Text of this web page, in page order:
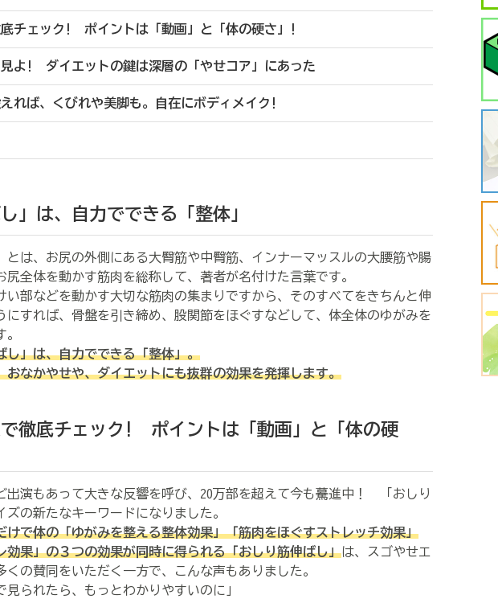
チェック! ポイントは「動画」と「体の硬さ」!
よ! ダイエットの鍵は深層の「やせコア」にあった
れば、くびれや美脚も。自在にボディメイク!
」は、自力でできる「整体」
は、お尻の外側にある大臀筋や中臀筋、インナーマッスルの大腰筋や腸
尻全体を動かす筋肉を総称して、著者が名付けた言葉です。
部などを動かす大切な筋肉の集まりですから、そのすべてをきちんと伸
にすれば、骨盤を引き締め、股関節をほぐすなどして、体全体のゆがみを
し」は、自力でできる「整体」。
おなかやせや、ダイエットにも抜群の効果を発揮します。
で徹底チェック! ポイントは「動画」と「体の硬
演もあって大きな反響を呼び、20万部を超えて今も驀進中！ 「おしり
の新たなキーワードになりました。
けで体の「ゆがみを整える整体効果」「筋肉をほぐすストレッチ効果」
効果」の３つの効果が同時に得られる「おしり筋伸ばし」は、スゴやせエ
くの賛同をいただく一方で、こんな声もありました。
見られたら、もっとわかりやすいのに」